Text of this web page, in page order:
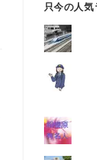
只今の人